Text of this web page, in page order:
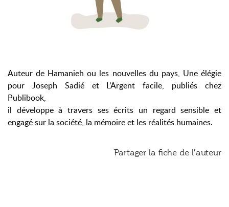
Auteur de Hamanieh ou les nouvelles du pays, Une élégie
pour Joseph Sadié et L’Argent facile, publiés chez
Publibook,
il développe à travers ses écrits un regard sensible et
engagé sur la société, la mémoire et les réalités humaines.
Partager la fiche de l'auteur